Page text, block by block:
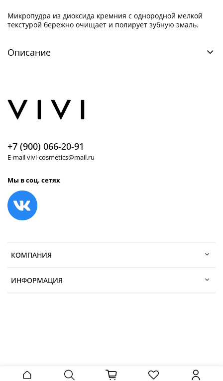
Микропудра из диоксида кремния с однородной мелкой
текстурой бережно очищает и полирует зубную эмаль.
Описание
КОМПАНИЯ
ИНФОРМАЦИЯ
+7 (900) 066-20-91
E-mail vivi-cosmetics@mail.ru
Мы в соц. сетях